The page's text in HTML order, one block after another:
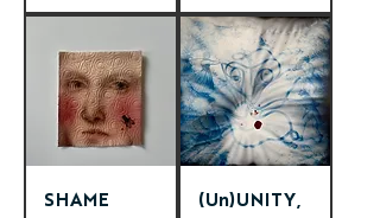
SHAME
(Un)UNITY,